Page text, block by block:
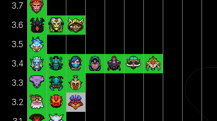
3.7
3.6
3.5
3.4
3.3
3.2